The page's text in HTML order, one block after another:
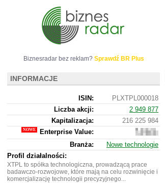
Biznesradar bez reklam? Sprawdź BR Plus
INFORMACJE
ISIN:
PLXTPL000018
Liczba akcji:
2 949 877
Kapitalizacja:
216 225 984
Enterprise Value:
231
984
Branża:
Nowe technologie
Profil działalności:
XTPL to spółka technologiczna, prowadzącą prace
badawczo-rozwojowe, które mają na celu rozwinięcie i
komercjalizację technologii precyzyjnego...